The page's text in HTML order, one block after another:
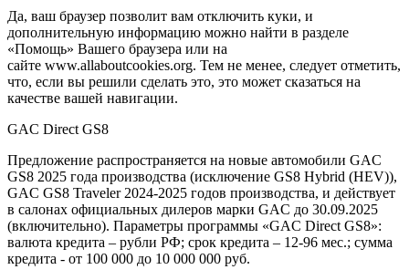
Да, ваш браузер позволит вам отключить куки, и
дополнительную информацию можно найти в разделе
«Помощь» Вашего браузера или на
сайте www.allaboutcookies.org. Тем не менее, следует отметить,
что, если вы решили сделать это, это может сказаться на
качестве вашей навигации.
GAC Direct GS8
Предложение распространяется на новые автомобили GAC
GS8 2025 года производства (исключение GS8 Hybrid (HEV)),
GAC GS8 Traveler 2024-2025 годов производства, и действует
в салонах официальных дилеров марки GAC до 30.09.2025
(включительно). Параметры программы «GAC Direct GS8»:
валюта кредита – рубли РФ; срок кредита – 12-96 мес.; сумма
кредита - от 100 000 до 10 000 000 руб.